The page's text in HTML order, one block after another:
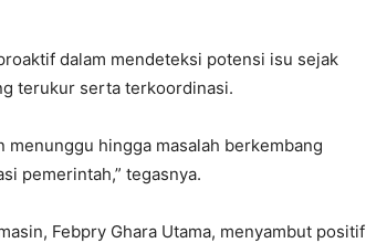
dalam mendeteksi potensi isu sejak
terukur serta terkoordinasi.
menunggu hingga masalah berkembang
pemerintah,” tegasnya.
Febpry Ghara Utama, menyambut positif